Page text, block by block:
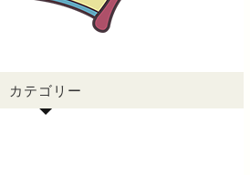
カテゴリー